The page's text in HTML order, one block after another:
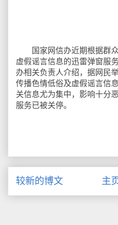
国家网信办近期根据群众
虚假谣言信息的迅雷弹窗服务
办相关负责人介绍，据网民
传播色情低俗及虚假谣言信
关信息尤为集中，影响十分
服务已被关停。
较新的博文 主